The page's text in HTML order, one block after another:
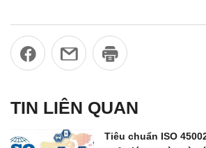
TIN LIÊN QUAN
Tiêu chuẩn ISO